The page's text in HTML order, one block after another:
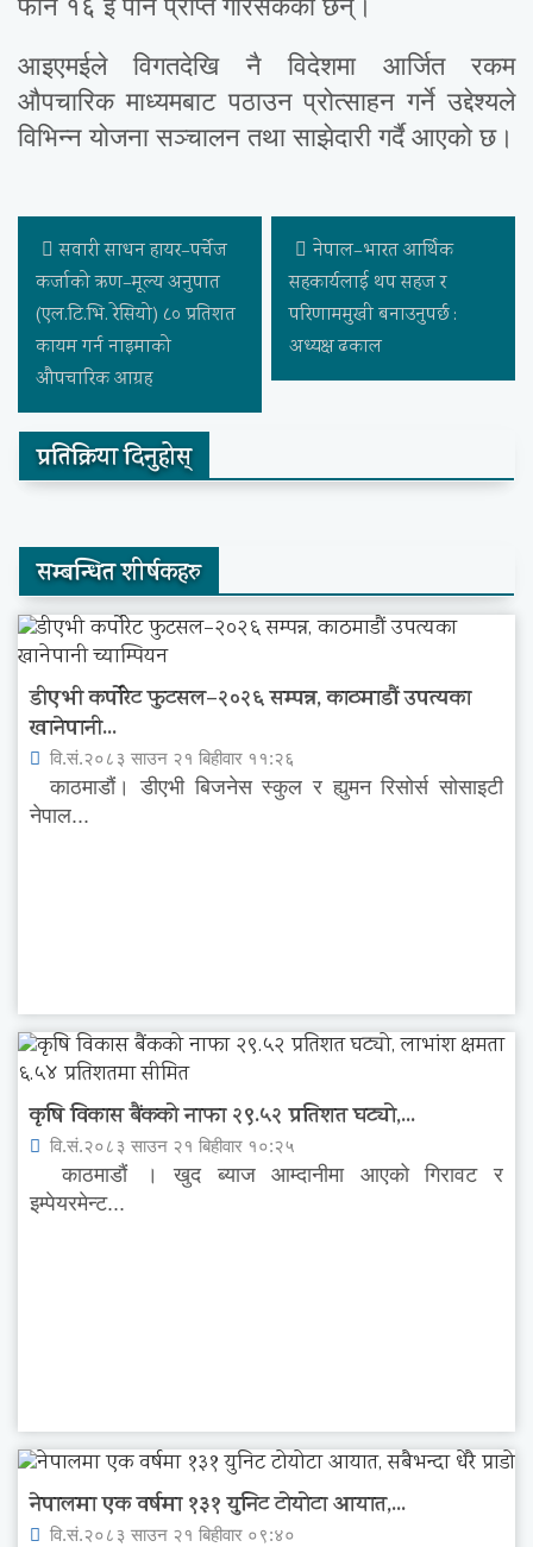
फोन १६ इ पनि प्राप्त गरिसकेका छन्।
आइएमईले विगतदेखि नै विदेशमा आर्जित रकम
औपचारिक माध्यमबाट पठाउन प्रोत्साहन गर्ने उद्देश्यले
विभिन्न योजना सञ्चालन तथा साझेदारी गर्दै आएको छ।
सवारी साधन हायर–पर्चेज
कर्जाको ऋण–मूल्य अनुपात
(एल.टि.भि. रेसियो) ८० प्रतिशत
कायम गर्न नाइमाको
औपचारिक आग्रह
नेपाल–भारत आर्थिक
सहकार्यलाई थप सहज र
परिणाममुखी बनाउनुपर्छ :
अध्यक्ष ढकाल
प्रतिक्रिया दिनुहोस्
सम्बन्धित शीर्षकहरु
डीएभी कर्पोरेट फुटसल–२०२६ सम्पन्न, काठमाडौं उपत्यका
खानेपानी...
वि.सं.२०८३ साउन २१ बिहीवार ११:२६
काठमाडौं। डीएभी बिजनेस स्कुल र ह्युमन रिसोर्स सोसाइटी
नेपाल...
कृषि विकास बैंकको नाफा २९.५२ प्रतिशत घट्यो,...
वि.सं.२०८३ साउन २१ बिहीवार १०:२५
काठमाडौं । खुद ब्याज आम्दानीमा आएको गिरावट र
इम्पेयरमेन्ट...
नेपालमा एक वर्षमा १३१ युनिट टोयोटा आयात,...
वि.सं.२०८३ साउन २१ बिहीवार ०९:४०